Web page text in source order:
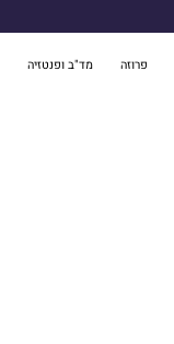
פרוזה מד"ב ופנטזיה